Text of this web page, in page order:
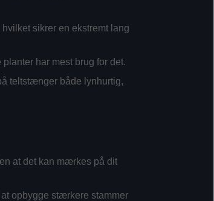
sikrer en ekstremt lang
har mest brug for det.
teltstænger både lynhurtig,
at det kan mærkes på dit
opbygge stærkere stammer